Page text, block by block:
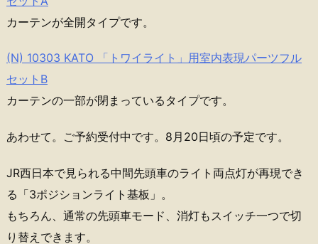
カーテンが全開タイプです。
(N) 10303 KATO 「トワイライト」用室内表現パーツフル
セットB
カーテンの一部が閉まっているタイプです。
あわせて。ご予約受付中です。8月20日頃の予定です。
JR西日本で見られる中間先頭車のライト両点灯が再現でき
る「3ポジションライト基板」。
もちろん、通常の先頭車モード、消灯もスイッチ一つで切
り替えできます。